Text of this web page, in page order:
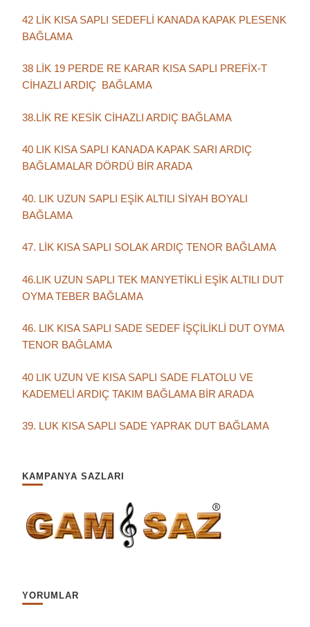
42 LİK KISA SAPLI SEDEFLİ KANADA KAPAK PLESENK
BAĞLAMA
38 LİK 19 PERDE RE KARAR KISA SAPLI PREFİX-T
CİHAZLI ARDIÇ BAĞLAMA
38.LİK RE KESİK CİHAZLI ARDIÇ BAĞLAMA
40 LIK KISA SAPLI KANADA KAPAK SARI ARDIÇ
BAĞLAMALAR DÖRDÜ BİR ARADA
40. LIK UZUN SAPLI EŞİK ALTILI SİYAH BOYALI
BAĞLAMA
47. LİK KISA SAPLI SOLAK ARDIÇ TENOR BAĞLAMA
46.LIK UZUN SAPLI TEK MANYETİKLİ EŞİK ALTILI DUT
OYMA TEBER BAĞLAMA
46. LIK KISA SAPLI SADE SEDEF İŞÇİLİKLİ DUT OYMA
TENOR BAĞLAMA
40 LIK UZUN VE KISA SAPLI SADE FLATOLU VE
KADEMELİ ARDIÇ TAKIM BAĞLAMA BİR ARADA
39. LUK KISA SAPLI SADE YAPRAK DUT BAĞLAMA
KAMPANYA SAZLARI
YORUMLAR